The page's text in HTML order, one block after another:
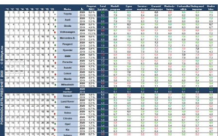
Fråga experterna
Platsbanken
Läs e-tidningen
Digital prenumeration
Annonsera